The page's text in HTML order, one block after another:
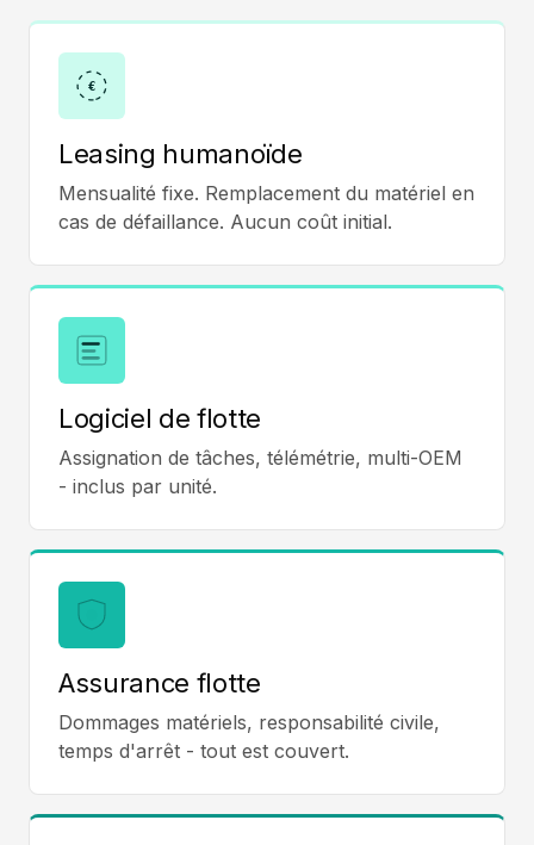
€
Leasing humanoïde
Mensualité fixe. Remplacement du matériel en
cas de défaillance. Aucun coût initial.
Logiciel de flotte
Assignation de tâches, télémétrie, multi-OEM
- inclus par unité.
Assurance flotte
Dommages matériels, responsabilité civile,
temps d'arrêt - tout est couvert.